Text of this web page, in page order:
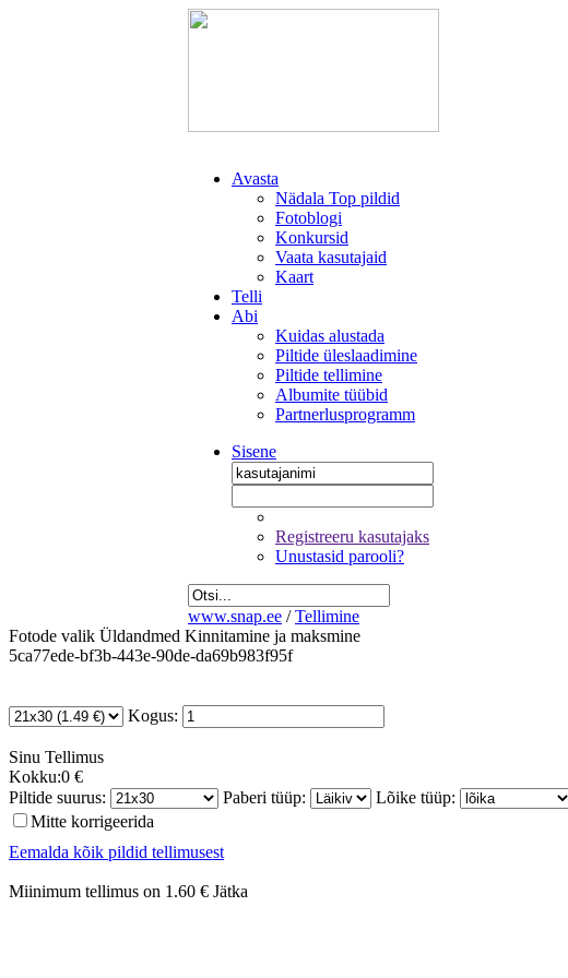
Avasta
Nädala Top pildid
Fotoblogi
Konkursid
Vaata kasutajaid
Kaart
Telli
Abi
Kuidas alustada
Piltide üleslaadimine
Piltide tellimine
Albumite tüübid
Partnerlusprogramm
Sisene
Registreeru kasutajaks
Unustasid parooli?
www.snap.ee / Tellimine
Fotode valik Üldandmed Kinnitamine ja maksmine
5ca77ede-bf3b-443e-90de-da69b983f95f
Kogus:
Sinu Tellimus
Kokku:0 €
Piltide suurus:
Paberi tüüp: Lõike tüüp:
Mitte korrigeerida
Eemalda kõik pildid tellimusest
Miinimum tellimus on 1.60 € Jätka